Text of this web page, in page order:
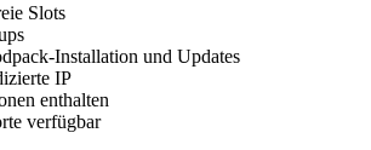
Slots
Installation und Updates
IP
enthalten
verfügbar